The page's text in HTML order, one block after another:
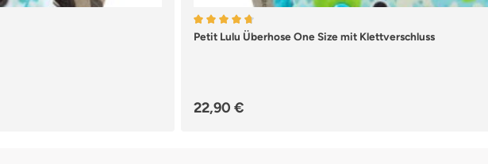
Durchschnittliche Bewertung von 4.67 von 5 Sternen
Petit Lulu Überhose One Size mit Klettverschluss
Regulärer Preis:
22,90 €